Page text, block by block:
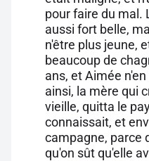
pour faire du mal.
aussi fort belle,
n'être plus jeune,
beaucoup de
ans, et Aimée
ainsi, la mère qui
vieille, quitta le
connaissait, et
campagne, parce
qu'on sût qu'elle